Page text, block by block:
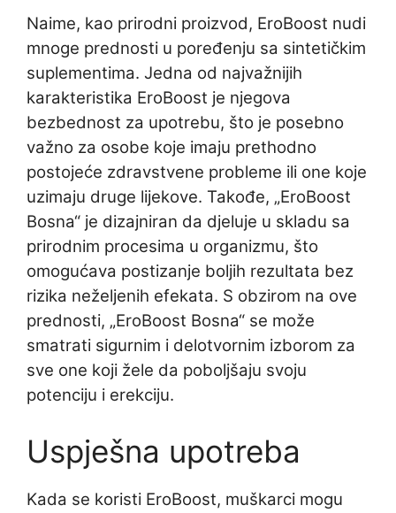
Naime, kao prirodni proizvod, EroBoost nudi
mnoge prednosti u poređenju sa sintetičkim
suplementima. Jedna od najvažnijih
karakteristika EroBoost je njegova
bezbednost za upotrebu, što je posebno
važno za osobe koje imaju prethodno
postojeće zdravstvene probleme ili one koje
uzimaju druge lijekove. Takođe, „EroBoost
Bosna“ je dizajniran da djeluje u skladu sa
prirodnim procesima u organizmu, što
omogućava postizanje boljih rezultata bez
rizika neželjenih efekata. S obzirom na ove
prednosti, „EroBoost Bosna“ se može
smatrati sigurnim i delotvornim izborom za
sve one koji žele da poboljšaju svoju
potenciju i erekciju.
Uspješna upotreba
Kada se koristi EroBoost, muškarci mogu